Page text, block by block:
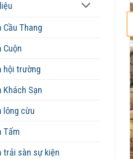
Cầu Thang
Cuộn
hội trường
Khách Sạn
lông cừu
Tấm
trải sàn sự kiện